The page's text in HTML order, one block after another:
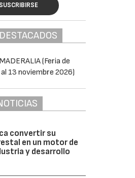
SUSCRIBIRSE
convertir su
en un motor de
y desarrollo